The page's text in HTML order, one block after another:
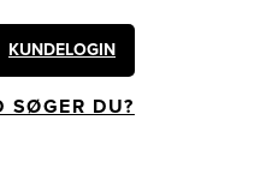
KUNDELOGIN
SØGER DU?